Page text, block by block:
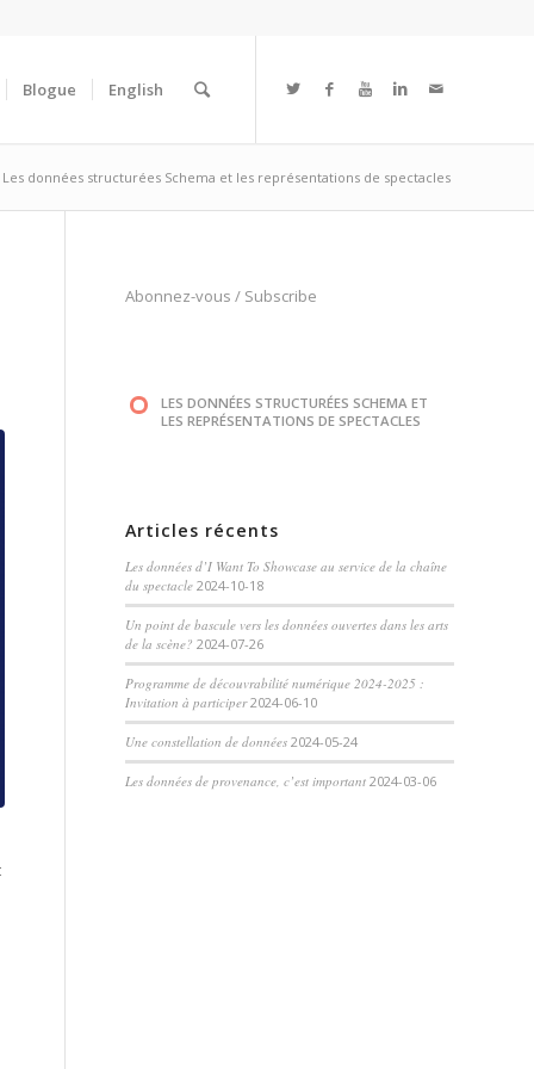
Blogue English
Les données structurées Schema et les représentations de spectacles
Abonnez-vous / Subscribe
LES DONNÉES STRUCTURÉES SCHEMA ET
LES REPRÉSENTATIONS DE SPECTACLES
Articles récents
Les données d’I Want To Showcase au service de la chaîne
du spectacle 2024-10-18
Un point de bascule vers les données ouvertes dans les arts
de la scène? 2024-07-26
Programme de découvrabilité numérique 2024-2025 :
Invitation à participer 2024-06-10
Une constellation de données 2024-05-24
Les données de provenance, c’est important 2024-03-06